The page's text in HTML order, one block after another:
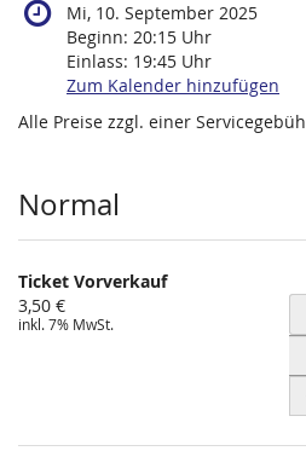
Mi, 10. September 2025
Beginn: 20:15 Uhr
Einlass: 19:45 Uhr
Zum Kalender hinzufügen
Alle Preise zzgl. einer
Produkte
Normal
Ticket Vorverkauf
3,50 €
inkl. 7% MwSt.